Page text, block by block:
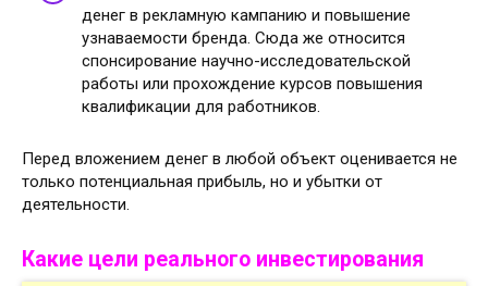
денег в рекламную кампанию и повышение
узнаваемости бренда. Сюда же относится
спонсирование научно-исследовательской
работы или прохождение курсов повышения
квалификации для работников.
Перед вложением денег в любой объект оценивается не
только потенциальная прибыль, но и убытки от
деятельности.
Какие цели реального инвестирования